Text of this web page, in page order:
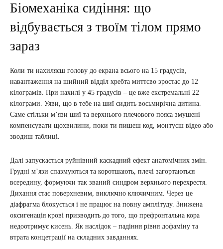
Біомеханіка сидіння: що
відбувається з твоїм тілом прямо
зараз
Коли ти нахиляєш голову до екрана всього на 15 градусів,
навантаження на шийний відділ хребта миттєво зростає до 12
кілограмів. При нахилі у 45 градусів – це вже екстремальні 22
кілограми. Уяви, що в тебе на шиї сидить восьмирічна дитина.
Саме стільки м’язи шиї та верхнього плечового пояса змушені
компенсувати щохвилини, поки ти пишеш код, монтуєш відео або
зводиш таблиці.
Далі запускається руйнівний каскадний ефект анатомічних змін.
Грудні м’язи спазмуються та коротшають, плечі загортаються
всередину, формуючи так званий синдром верхнього перехрестя.
Дихання стає поверхневим, виключно ключичним. Через це
діафрагма блокується і не працює на повну амплітуду. Знижена
оксигенація крові призводить до того, що префронтальна кора
недоотримує кисень. Як наслідок – падіння рівня дофаміну та
втрата концетрації на складних завданнях.